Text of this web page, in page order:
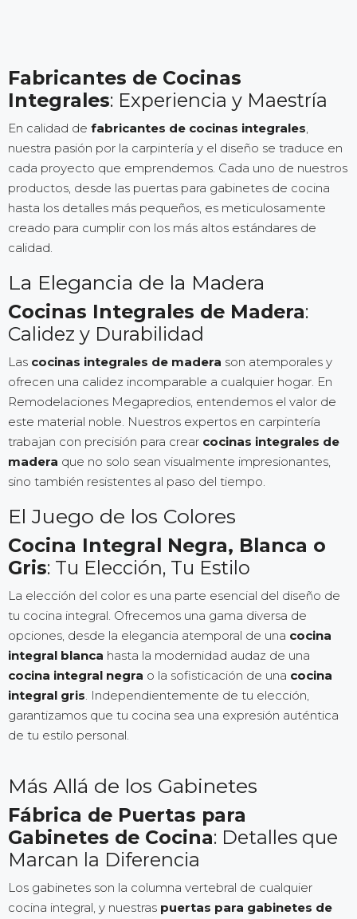
Fabricantes de Cocinas
Integrales: Experiencia y Maestría
En calidad de fabricantes de cocinas integrales,
nuestra pasión por la carpintería y el diseño se traduce en
cada proyecto que emprendemos. Cada uno de nuestros
productos, desde las puertas para gabinetes de cocina
hasta los detalles más pequeños, es meticulosamente
creado para cumplir con los más altos estándares de
calidad.
La Elegancia de la Madera
Cocinas Integrales de Madera:
Calidez y Durabilidad
Las cocinas integrales de madera son atemporales y
ofrecen una calidez incomparable a cualquier hogar. En
Remodelaciones Megapredios, entendemos el valor de
este material noble. Nuestros expertos en carpintería
trabajan con precisión para crear cocinas integrales de
madera que no solo sean visualmente impresionantes,
sino también resistentes al paso del tiempo.
El Juego de los Colores
Cocina Integral Negra, Blanca o
Gris: Tu Elección, Tu Estilo
La elección del color es una parte esencial del diseño de
tu cocina integral. Ofrecemos una gama diversa de
opciones, desde la elegancia atemporal de una cocina
integral blanca hasta la modernidad audaz de una
cocina integral negra o la sofisticación de una cocina
integral gris. Independientemente de tu elección,
garantizamos que tu cocina sea una expresión auténtica
de tu estilo personal.
Más Allá de los Gabinetes
Fábrica de Puertas para
Gabinetes de Cocina: Detalles que
Marcan la Diferencia
Los gabinetes son la columna vertebral de cualquier
cocina integral, y nuestras puertas para gabinetes de